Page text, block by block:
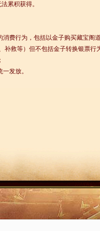
累积获得。
费行为，包括以金子购买藏宝阁
救等）但不包括金子转换银票行
发放。